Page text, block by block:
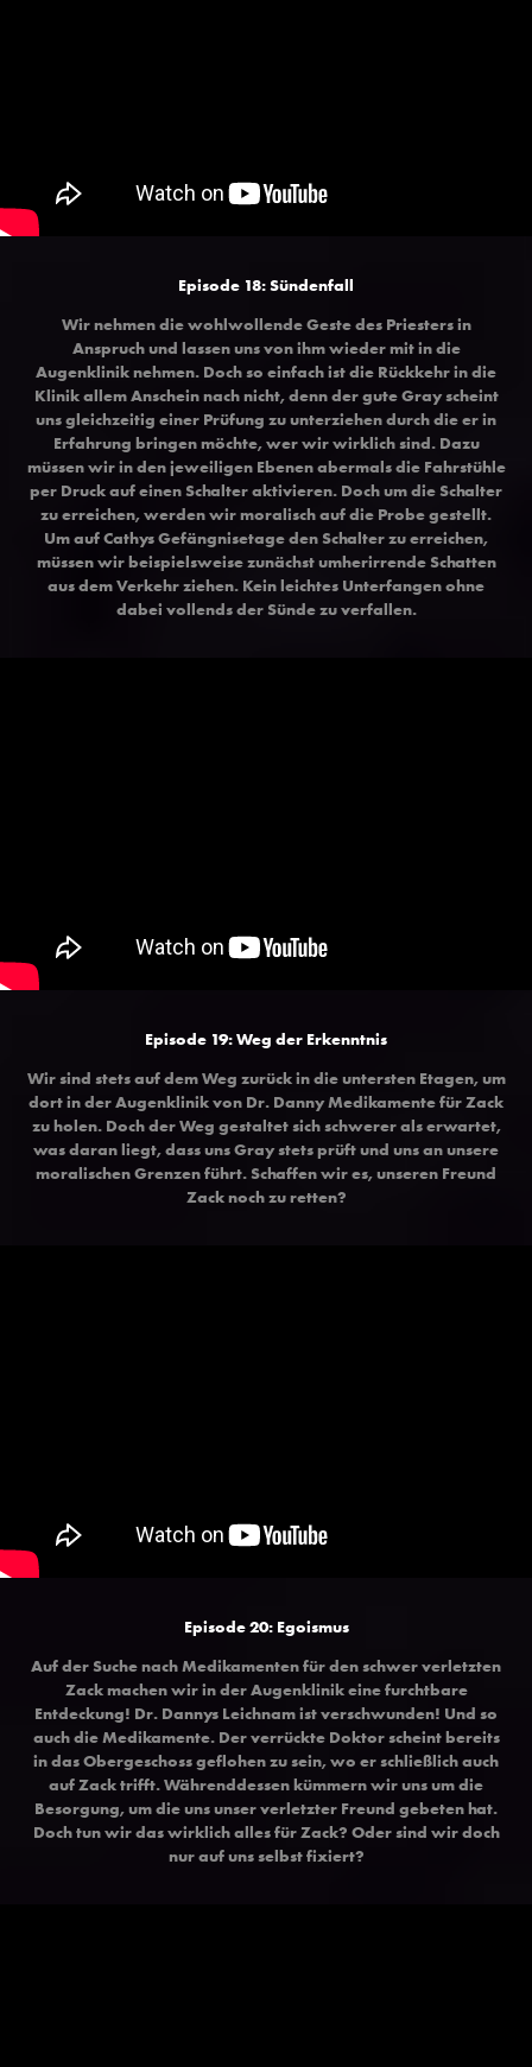
Episode 18: Sündenfall
Wir nehmen die wohlwollende Geste des Priesters in
Anspruch und lassen uns von ihm wieder mit in die
Augenklinik nehmen. Doch so einfach ist die Rückkehr in die
Klinik allem Anschein nach nicht, denn der gute Gray scheint
uns gleichzeitig einer Prüfung zu unterziehen durch die er in
Erfahrung bringen möchte, wer wir wirklich sind. Dazu
müssen wir in den jeweiligen Ebenen abermals die Fahrstühle
per Druck auf einen Schalter aktivieren. Doch um die Schalter
zu erreichen, werden wir moralisch auf die Probe gestellt.
Um auf Cathys Gefängnisetage den Schalter zu erreichen,
müssen wir beispielsweise zunächst umherirrende Schatten
aus dem Verkehr ziehen. Kein leichtes Unterfangen ohne
dabei vollends der Sünde zu verfallen.
Episode 19: Weg der Erkenntnis
Wir sind stets auf dem Weg zurück in die untersten Etagen, um
dort in der Augenklinik von Dr. Danny Medikamente für Zack
zu holen. Doch der Weg gestaltet sich schwerer als erwartet,
was daran liegt, dass uns Gray stets prüft und uns an unsere
moralischen Grenzen führt. Schaffen wir es, unseren Freund
Zack noch zu retten?
Episode 20: Egoismus
Auf der Suche nach Medikamenten für den schwer verletzten
Zack machen wir in der Augenklinik eine furchtbare
Entdeckung! Dr. Dannys Leichnam ist verschwunden! Und so
auch die Medikamente. Der verrückte Doktor scheint bereits
in das Obergeschoss geflohen zu sein, wo er schließlich auch
auf Zack trifft. Währenddessen kümmern wir uns um die
Besorgung, um die uns unser verletzter Freund gebeten hat.
Doch tun wir das wirklich alles für Zack? Oder sind wir doch
nur auf uns selbst fixiert?